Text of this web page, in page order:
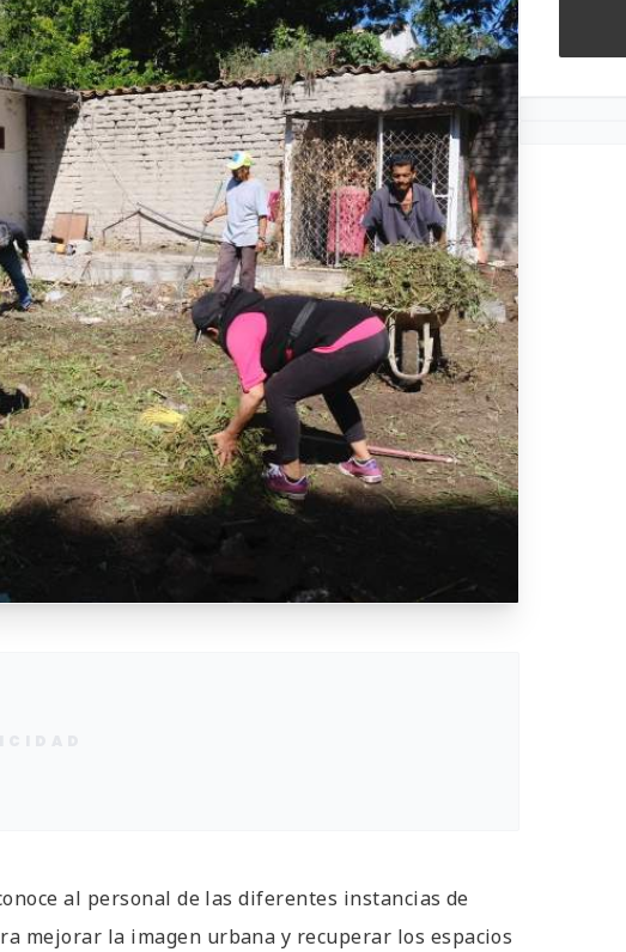
al personal de las diferentes instancias de
mejorar la imagen urbana y recuperar los espacios